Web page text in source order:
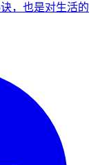
，也是对生活的